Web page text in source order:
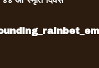
जो अहिलेसम्म
जनआन्दोलन,
समाजका सबै
छन जसका